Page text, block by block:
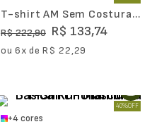
T-shirt AM Sem Costura
Warm Gola Alta
R$222,90 R$ 133,74
ou6x deR$ 22,29
40%OFF
+4cores